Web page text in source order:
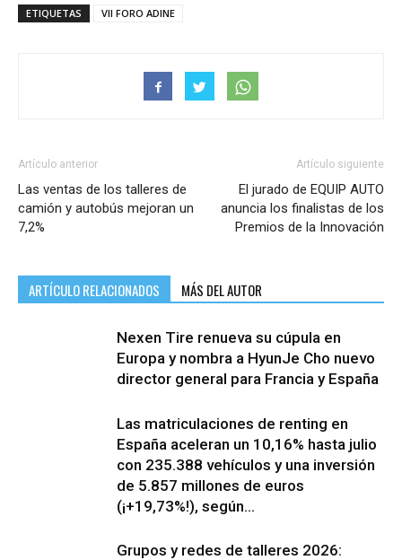
ETIQUETAS VII FORO ADINE
Artículo anterior
Las ventas de los talleres de
camión y autobús mejoran un
7,2%
Artículo siguiente
El jurado de EQUIP AUTO
anuncia los finalistas de los
Premios de la Innovación
ARTÍCULO RELACIONADOS MÁS DEL AUTOR
Nexen Tire renueva su cúpula en
Europa y nombra a HyunJe Cho nuevo
director general para Francia y España
Las matriculaciones de renting en
España aceleran un 10,16% hasta julio
con 235.388 vehículos y una inversión
de 5.857 millones de euros
(¡+19,73%!), según...
Grupos y redes de talleres 2026: